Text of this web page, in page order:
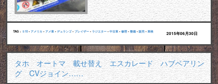
TAG : Ｓ10 • アメリカ • アメ車 • デュランゴ• ブレイザー • ラジエター • 中古車 • 修理 • 整備 • 販売 • 車検 2015年06月30日
タホ オートマ 載せ替え エスカレード ハブベアリン
グ CVジョイン……